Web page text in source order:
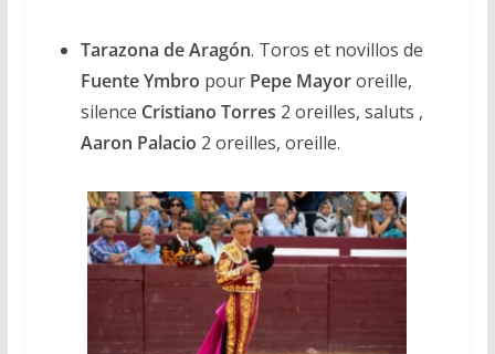
Tarazona de Aragón. Toros et novillos de
Fuente Ymbro pour Pepe Mayororeille,
silence Cristiano Torres 2 oreilles, saluts ,
Aaron Palacio 2 oreilles, oreille.